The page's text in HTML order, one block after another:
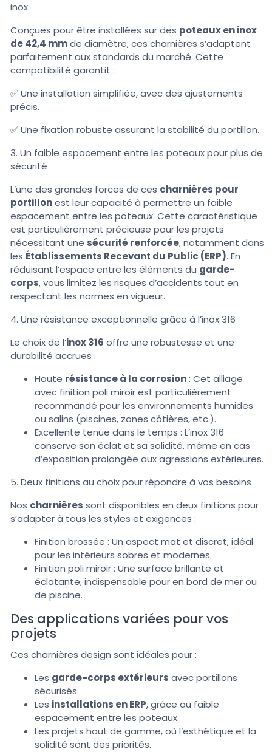
inox
Conçues pour être installées sur des poteaux en inox
de 42,4 mmde diamètre, ces charnières s’adaptent
parfaitement aux standards du marché. Cette
compatibilité garantit :
✅ Une installation simplifiée, avec des ajustements
précis.
✅ Une fixation robuste assurant la stabilité du portillon.
3. Un faible espacement entre les poteaux pour plus de
sécurité
L’une des grandes forces de ces charnières pour
portillonest leur capacité à permettre un faible
espacement entre les poteaux. Cette caractéristique
est particulièrement précieuse pour les projets
nécessitant une sécurité renforcée, notamment dans
les Établissements Recevant du Public (ERP). En
réduisant l’espace entre les éléments du garde-
corps, vous limitez les risques d’accidents tout en
respectant les normes en vigueur.
4. Une résistance exceptionnelle grâce à l’inox 316
Le choix de l’inox 316 offre une robustesse et une
durabilité accrues :
Haute résistance à la corrosion: Cet alliage
avec finition poli miroir est particulièrement
recommandé pour les environnements humides
ou salins (piscines, zones côtières, etc.).
Excellente tenue dans le temps : L’inox 316
conserve son éclat et sa solidité, même en cas
d’exposition prolongée aux agressions extérieures.
5. Deux finitions au choix pour répondre à vos besoins
Nos charnières sont disponibles en deux finitions pour
s’adapter à tous les styles et exigences :
Finition brossée : Un aspect mat et discret, idéal
pour les intérieurs sobres et modernes.
Finition poli miroir : Une surface brillante et
éclatante, indispensable pour en bord de mer ou
de piscine.
Des applications variées pour vos
projets
Ces charnières design sont idéales pour :
Les garde-corps extérieurs avec portillons
sécurisés.
Les installations en ERP, grâce au faible
espacement entre les poteaux.
Les projets haut de gamme, où l’esthétique et la
solidité sont des priorités.